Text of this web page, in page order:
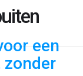
een
zonder